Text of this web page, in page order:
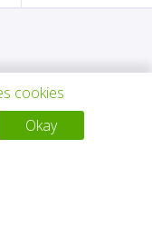
cookies
Okay